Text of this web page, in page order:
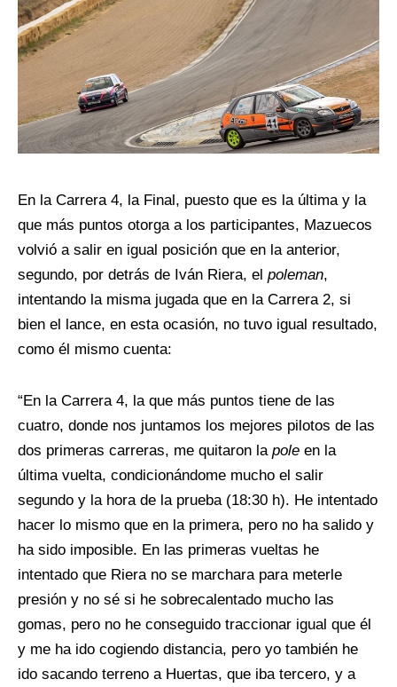
En la Carrera 4, la Final, puesto que es la última y la
que más puntos otorga a los participantes, Mazuecos
volvió a salir en igual posición que en la anterior,
segundo, por detrás de Iván Riera, el poleman,
intentando la misma jugada que en la Carrera 2, si
bien el lance, en esta ocasión, no tuvo igual resultado,
como él mismo cuenta:
“En la Carrera 4, la que más puntos tiene de las
cuatro, donde nos juntamos los mejores pilotos de las
dos primeras carreras, me quitaron la pole en la
última vuelta, condicionándome mucho el salir
segundo y la hora de la prueba (18:30 h). He intentado
hacer lo mismo que en la primera, pero no ha salido y
ha sido imposible. En las primeras vueltas he
intentado que Riera no se marchara para meterle
presión y no sé si he sobrecalentado mucho las
gomas, pero no he conseguido traccionar igual que él
y me ha ido cogiendo distancia, pero yo también he
ido sacando terreno a Huertas, que iba tercero, y a